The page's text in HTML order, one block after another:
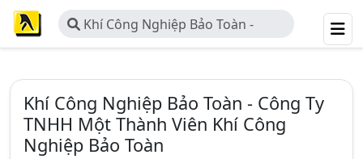
Khí Công Nghiệp Bảo Toàn -
Công Ty TNHH Một Thành Viên Khí
Khí Công Nghiệp Bảo Toàn - Công Ty
TNHH Một Thành Viên Khí Công
Nghiệp Bảo Toàn